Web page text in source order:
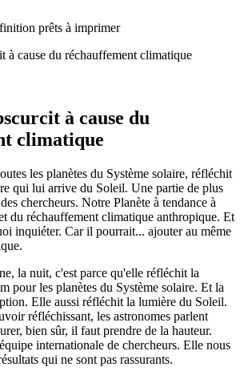
prêts à imprimer
à cause du
climatique
les planètes du Système solaire, réfléchit
qui lui arrive du Soleil. Une partie de plus
chercheurs. Notre Planète à tendance à
du réchauffement climatique anthropique. Et
inquiéter. Car il pourrait... ajouter au même
la nuit, c'est parce qu'elle réfléchit la
pour les planètes du Système solaire. Et la
Elle aussi réfléchit la lumière du Soleil.
réfléchissant, les astronomes parlent
bien sûr, il faut prendre de la hauteur.
internationale de chercheurs. Elle nous
qui ne sont pas rassurants.